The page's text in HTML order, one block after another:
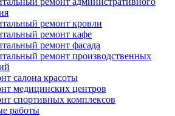
ремонт кровли
ремонт кафе
ремонт фасада
ремонт производственных
салона красоты
медицинских центров
спортивных комплексов
работы